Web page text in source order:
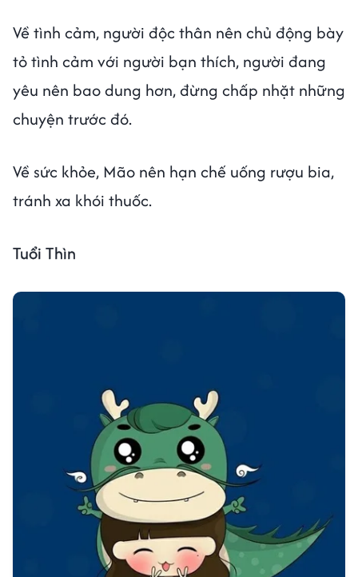
Về tình cảm, người độc thân nên chủ động bày
tỏ tình cảm với người bạn thích, người đang
yêu nên bao dung hơn, đừng chấp nhặt những
chuyện trước đó.
Về sức khỏe, Mão nên hạn chế uống rượu bia,
tránh xa khói thuốc.
Tuổi Thìn